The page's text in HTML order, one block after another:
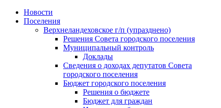
Skip
Новости
Поселения
Верхнеландеховское г/п (упразднено)
Решения Совета городского поселения
Муниципальный контроль
Доклады
Сведения о доходах депутатов Совета
городского поселения
Бюджет городского поселения
Решения о бюджете
Бюджет для граждан